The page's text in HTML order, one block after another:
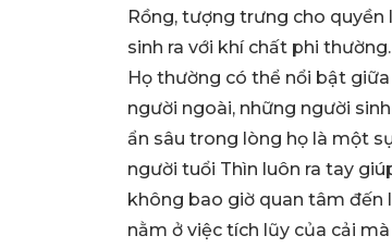
Rồng, tượng trưng cho
sinh ra với khí chất phi
Họ thường có thể nổi bật
người ngoài, những người
ẩn sâu trong lòng họ là một
người tuổi Thìn luôn ra tay
không bao giờ quan tâm đến
nằm ở việc tích lũy của cải